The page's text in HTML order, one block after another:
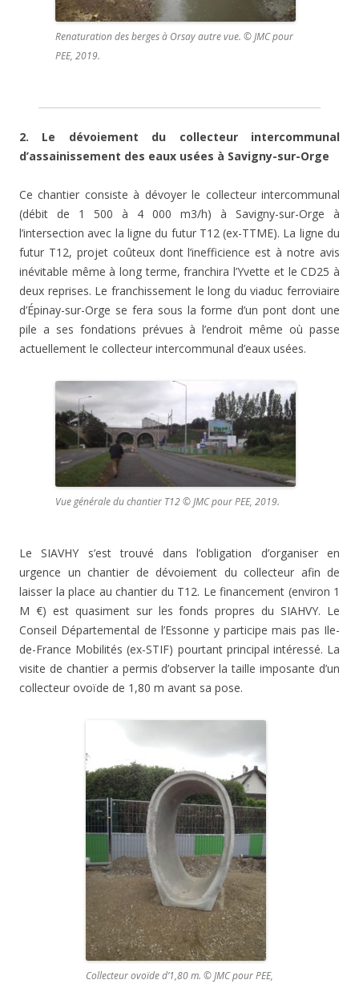
Renaturation des berges à Orsay autre vue. © JMC pour
PEE, 2019.
2. Le dévoiement du collecteur intercommunal
d’assainissement des eaux usées à Savigny-sur-Orge
Ce chantier consiste à dévoyer le collecteur intercommunal
(débit de 1 500 à 4 000 m3/h) à Savigny-sur-Orge à
l’intersection avec la ligne du futur T12 (ex-TTME). La ligne du
futur T12, projet coûteux dont l’inefficience est à notre avis
inévitable même à long terme, franchira l’Yvette et le CD25 à
deux reprises. Le franchissement le long du viaduc ferroviaire
d’Épinay-sur-Orge se fera sous la forme d’un pont dont une
pile a ses fondations prévues à l’endroit même où passe
actuellement le collecteur intercommunal d’eaux usées.
Vue générale du chantier T12 © JMC pour PEE, 2019.
Le SIAVHY s’est trouvé dans l’obligation d’organiser en
urgence un chantier de dévoiement du collecteur afin de
laisser la place au chantier du T12. Le financement (environ 1
M €) est quasiment sur les fonds propres du SIAHVY. Le
Conseil Départemental de l’Essonne y participe mais pas Ile-
de-France Mobilités (ex-STIF) pourtant principal intéressé. La
visite de chantier a permis d’observer la taille imposante d’un
collecteur ovoïde de 1,80 m avant sa pose.
Collecteur ovoïde d’1,80 m. © JMC pour PEE,